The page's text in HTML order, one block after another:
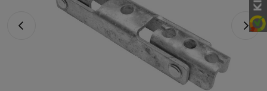
Vorige foto